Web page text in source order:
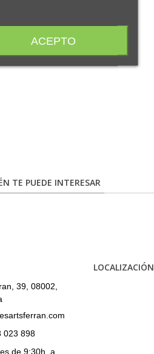
TE PUEDE INTERESAR
39, 08002,
023 898
de 9:30h. a
LOCALIZACIÓN
ACEPTO